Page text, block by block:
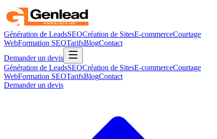
Génération de LeadsSEOCréation de SitesE-commerceCourtage
WebFormation SEOTarifsBlogContact
Demander un devis
Génération de LeadsSEOCréation de SitesE-commerceCourtage
WebFormation SEOTarifsBlogContact
Demander un devis